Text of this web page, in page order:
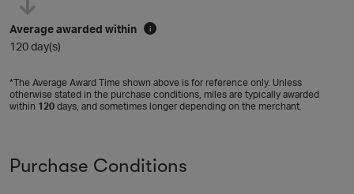
Average awarded within i
120 day(s)
*The Average Award Time shown above is for reference only. Unless
otherwise stated in the purchase conditions, miles are typically awarded
within 120 days, and sometimes longer depending on the merchant.
Purchase Conditions